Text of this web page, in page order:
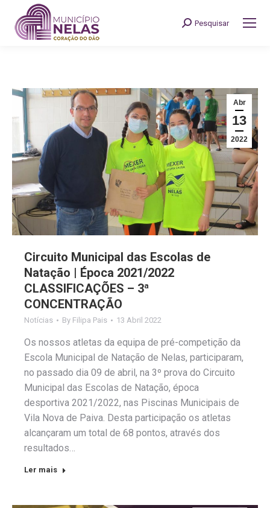
Search:
Pesquisar
Abr
13
2022
Circuito Municipal das Escolas de
Natação | Época 2021/2022
CLASSIFICAÇÕES – 3ª
CONCENTRAÇÃO
Notícias By Filipa Pais 13 Abril 2022
Os nossos atletas da equipa de pré-competição da
Escola Municipal de Natação de Nelas, participaram,
no passado dia 09 de abril, na 3º prova do Circuito
Municipal das Escolas de Natação, época
desportiva 2021/2022, nas Piscinas Municipais de
Vila Nova de Paiva. Desta participação os atletas
alcançaram um total de 68 pontos, através dos
resultados…
Ler mais